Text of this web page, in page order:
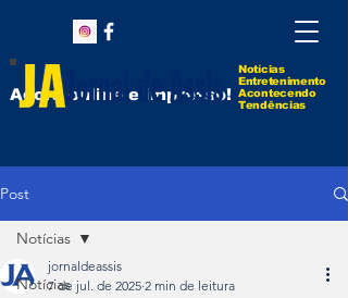
Notícias
Entretenimento
Acontecendo
Tendências
Agora online e impresso!
Post
Notícias
Notícias
jornaldeassis
7 de jul. de 2025 2 min de leitura